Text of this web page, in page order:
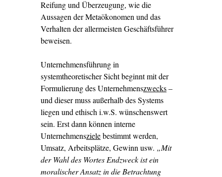
Reifung und Überzeugung, wie die
Aussagen der Metaökonomen und das
Verhalten der allermeisten Geschäftsführer
beweisen.
Unternehmensführung in
systemtheoretischer Sicht beginnt mit der
Formulierung des Unternehmenszwecks–
und dieser muss außerhalb des Systems
liegen und ethisch i.w.S. wünschenswert
sein. Erst dann können interne
Unternehmenszielebestimmt werden,
Umsatz, Arbeitsplätze, Gewinn usw. „Mit
der Wahl des Wortes Endzweck ist ein
moralischer Ansatz in die Betrachtung